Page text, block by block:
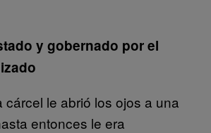
y gobernado por el
cárcel le abrió los ojos a una
entonces le era